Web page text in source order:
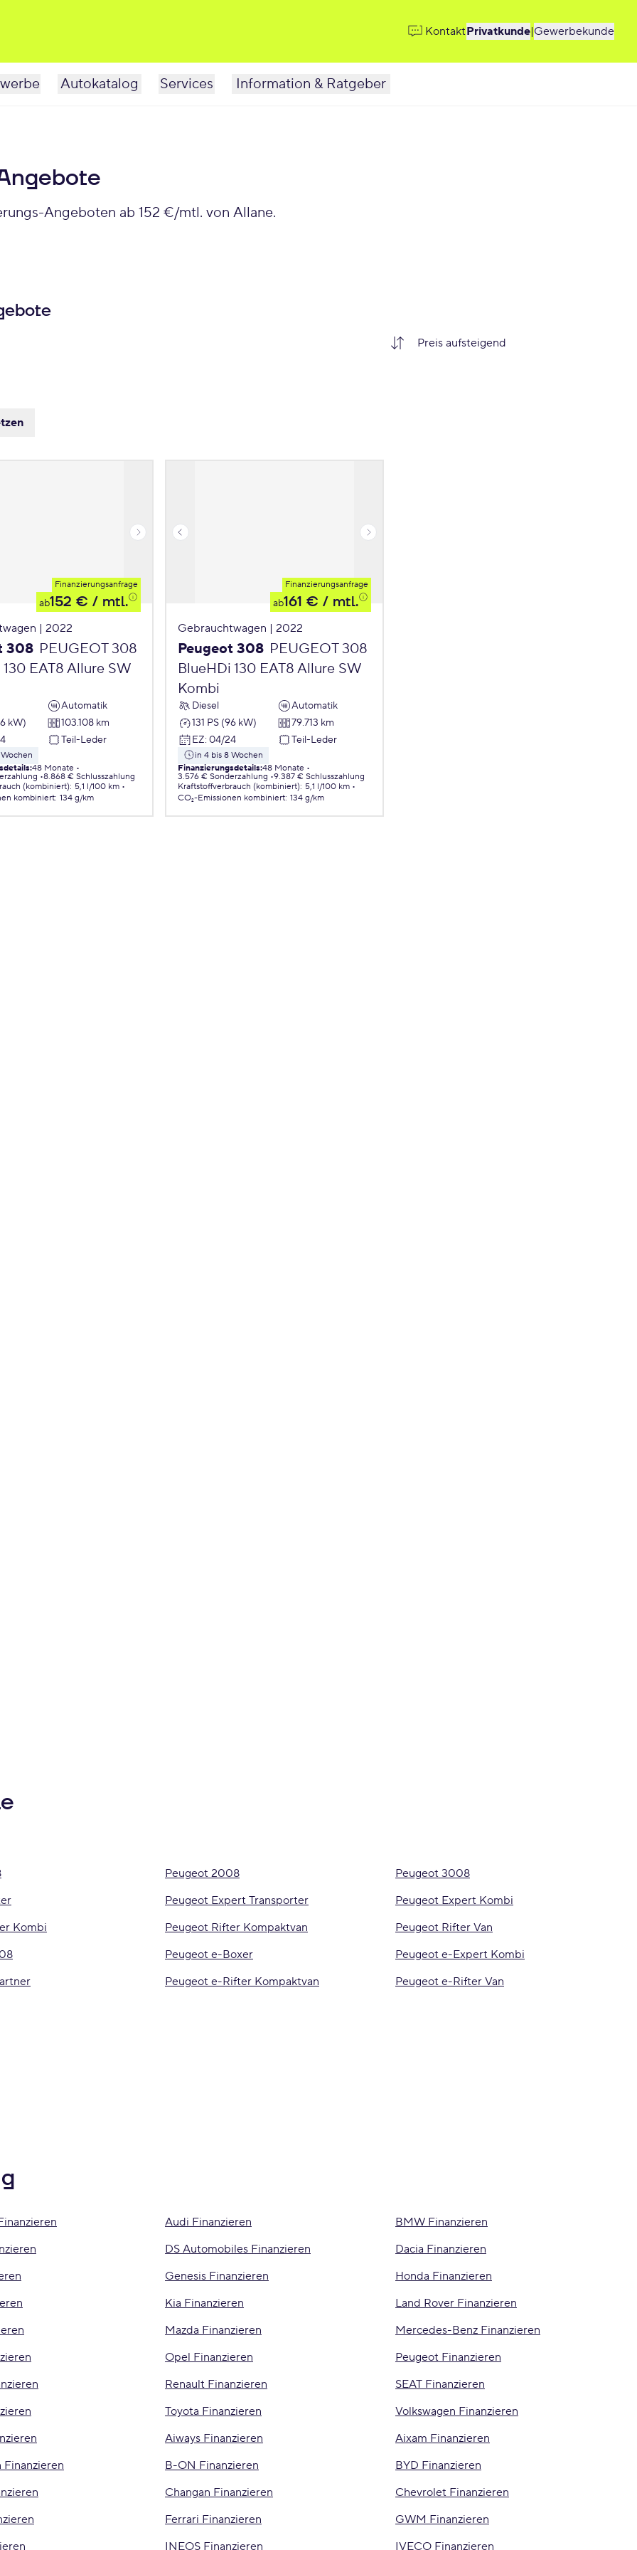
KontaktPrivatkunde|Gewerbekunde
Autokatalog Services Information & Ratgeber
Angeboten ab 152 €/mtl. von Allane.
Finanzierungsanfrage
ab152 € / mtl.
| 2022
308 PEUGEOT 308
EAT8 Allure SW
Automatik
kW)
103.108 km
Teil-Leder
:48 Monate
8.868 € Schlusszahlung
(kombiniert): 5,1 l/100 km
kombiniert: 134 g/km
Finanzierungsanfrage
ab161 € / mtl.
Gebrauchtwagen | 2022
Peugeot 308 PEUGEOT 308
BlueHDi 130 EAT8 Allure SW
Kombi
Diesel
Automatik
131 PS (96 kW)
79.713 km
EZ: 04/24 Teil-Leder
in 4 bis 8 Wochen
Finanzierungsdetails:48 Monate
3.576 € Sonderzahlung 9.387 € Schlusszahlung
Kraftstoffverbrauch (kombiniert): 5,1 l/100 km
CO₂-Emissionen kombiniert: 134 g/km
Peugeot 2008
Peugeot 3008
Peugeot Expert Transporter
Peugeot Expert Kombi
Kombi Peugeot Rifter Kompaktvan
Peugeot Rifter Van
Peugeot e-Boxer
Peugeot e-Expert Kombi
Peugeot e-Rifter Kompaktvan
Peugeot e-Rifter Van
Audi Finanzieren
BMW Finanzieren
DS Automobiles Finanzieren
Dacia Finanzieren
Genesis Finanzieren
Honda Finanzieren
Kia Finanzieren
Land Rover Finanzieren
Mazda Finanzieren
Mercedes-Benz Finanzieren
Opel Finanzieren
Peugeot Finanzieren
Renault Finanzieren
SEAT Finanzieren
Toyota Finanzieren
Volkswagen Finanzieren
Aiways Finanzieren
Aixam Finanzieren
B-ON Finanzieren
BYD Finanzieren
Changan Finanzieren
Chevrolet Finanzieren
Ferrari Finanzieren
GWM Finanzieren
INEOS Finanzieren IVECO Finanzieren